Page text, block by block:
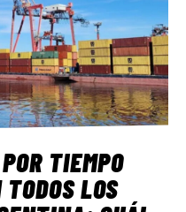
TIEMPO
LOS